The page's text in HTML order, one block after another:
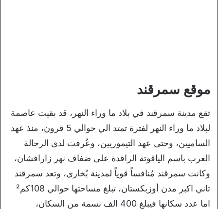
موقع سمرقند
تقع مدينة سمرقند في بلاد ما وراء النهر، قد بقيت عاصمة
لبلاد ما وراء النهر لفترة تمتد الي حوالي 5 قرون، منذ عهد
الساميين، وحتى عهد التيموريين، وعُرفت لدى الرحالة
العرب باسم الياقوتة الراقدة على ضفاف نهر زارافشان،
وكانت سمرقند مُنافساً قوياً لمدينة بُخاري، وتعد سمرقند
ثاني اكبر مدن أوزبكستان، تبلغ مساحتها حوالي 108كم²
اما عدد سكانها فيبلغ 400 الف نسمة من السكان،